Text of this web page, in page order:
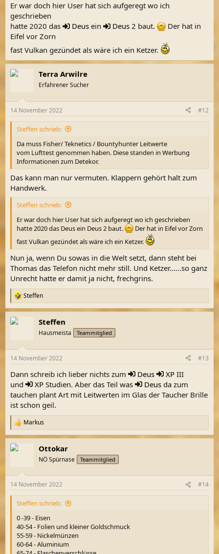
Er war doch hier User hat sich aufgeregt wo ich
geschrieben
hatte 2020 das
Deus ein Deus 2 baut.
Der hat in
Eifel vor Zorn
fast Vulkan gezündet als wäre ich ein Ketzer.
Terra Arwilre
Erfahrener Sucher
14 November 2022 #12
Steffen schrieb:
Da muss Fisher/ Teknetics / Bountyhunter Leitwerte
vom Lufttest genommen haben. Diese standen in Werbung
Informationen zum Detekor.
Das kann man nur vermuten. Klappern gehört halt zum
Handwerk.
Steffen schrieb:
Er war doch hier User hat sich aufgeregt wo ich geschrieben
hatte 2020 das Deus ein Deus 2 baut.
Der hat in Eifel vor Zorn
fast Vulkan gezündet als wäre ich ein Ketzer.
Nun ja, wenn Du sowas in die Welt setzt, dann steht bei
Thomas das Telefon nicht mehr still. Und Ketzer......so ganz
Unrecht hatte er damit ja nicht, frechgrins.
R
e
a
k
e
:
Steffen
Steffen
Hausmeista Teammitglied
14 November 2022 #13
Dann schreib ich lieber nichts zum Deus XP III
und
XP Studien. Aber das Teil was Deus da zum
tauchen plant Art mit Leitwerten im Glas der Taucher Brille
ist schon geil.
R
e
a
k
e
n
Markus
Ottokar
NÖ Spürnase Teammitglied
14 November 2022 #14
Steffen schrieb:
0 -39 - Eisen
40-54 - Folien und kleiner Goldschmuck
55-59 - Nickelmünzen
60-64 - Aluminium